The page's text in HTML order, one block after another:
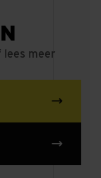
lees meer